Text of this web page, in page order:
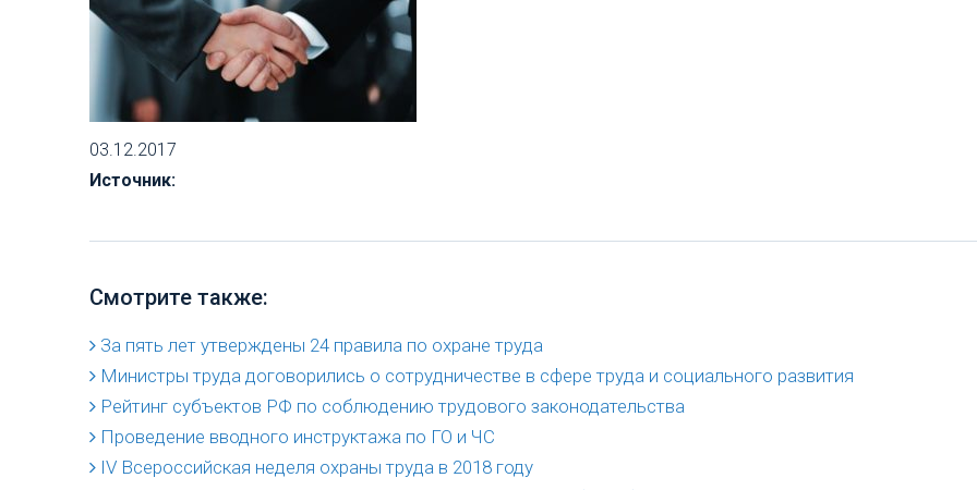
03.12.2017
Источник:
Смотрите также:
За пять лет утверждены 24 правила по охране труда
Министры труда договорились о сотрудничестве в сфере труда и социального развития
Рейтинг субъектов РФ по соблюдению трудового законодательства
Проведение вводного инструктажа по ГО и ЧС
IV Всероссийская неделя охраны труда в 2018 году